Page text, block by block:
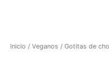
Inicio / Veganos / Gotitas de